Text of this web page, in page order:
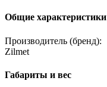
Общие характеристики
Производитель (бренд):
Zilmet
Габариты и вес